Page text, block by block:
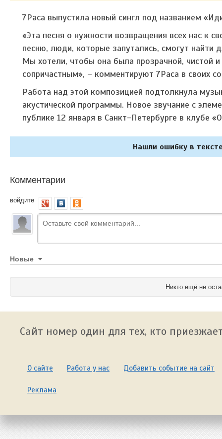
7Раса выпустила новый сингл под названием
«Эта песня о нужности возвращения всех нас к
пеcню, люди, которые запутались, смогут
Мы хотели, чтобы она была прозрачной, чистой
сопричастным», – комментируют 7Раса в своих
Работа над этой композицией подтолкнула
акустической программы. Новое звучание с
публике 12 января в Санкт-Петербурге в клубе
Нашли ошибку в
Комментарии
войдите
Новые
Никто ещё не
Сайт номер один для тех, кто
О сайте Работа у нас Добавить событие на сайт
Реклама